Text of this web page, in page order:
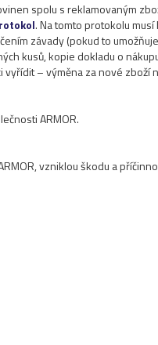
spolu s reklamovaným
. Na tomto protokolu
závady (pokud to
kusů, kopie dokladu o
– výměna za nové zboží
ARMOR.
vzniklou škodu a